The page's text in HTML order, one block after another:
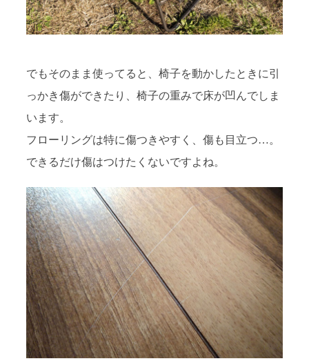
でもそのまま使ってると、椅子を動かしたときに引
っかき傷ができたり、椅子の重みで床が凹んでしま
います。
フローリングは特に傷つきやすく、傷も目立つ…。
できるだけ傷はつけたくないですよね。